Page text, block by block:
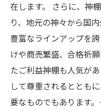
在します。 さらに、神
り、地元の神々から国
豊富なラインアップを
けや商売繁盛、合格祈
たご利益神棚も人気が
して尊重されるととも
要なものでもあります